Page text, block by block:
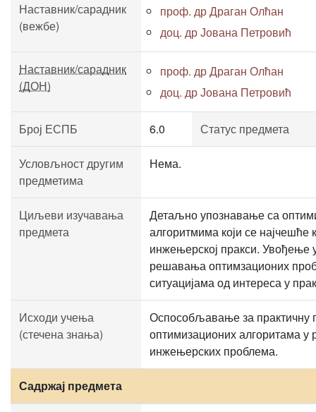
Наставник/сарадник
(вежбе)
проф. др Драган Олћан
доц. др Јована Петровић
Наставник/сарадник
(ДОН)
проф. др Драган Олћан
доц. др Јована Петровић
Број ЕСПБ 6.0 Статус предмета
Условљност другим
предметима
Нема.
Циљеви изучавања
предмета
Детаљно упознавање са
алгоритмима који се најчешће
инжењерској пракси. Увођење
решавања оптимзационих
ситуацијама од интереса у
Исходи учења
(стечена знања)
Оспособљавање за практичну
оптимизационих алгоритама
инжењерских проблема.
Садржај предмета